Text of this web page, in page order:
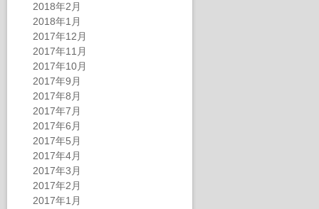
2018年2月
2018年1月
2017年12月
2017年11月
2017年10月
2017年9月
2017年8月
2017年7月
2017年6月
2017年5月
2017年4月
2017年3月
2017年2月
2017年1月